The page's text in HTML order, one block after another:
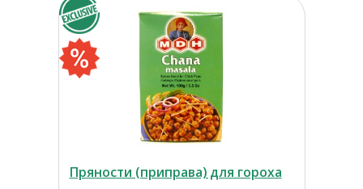
Пряности (приправа) для гороха